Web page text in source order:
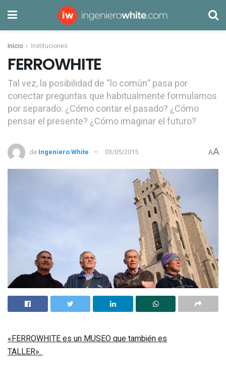
Inicio Instituciones
FERROWHITE
Tal vez, la posibilidad de “lo común” pasa por
conectar preguntas que habitualmente formulamos
por separado: ¿Cómo contar el pasado? ¿Cómo
pensar el presente? ¿Cómo imaginar el futuro?
de Ingeniero White 03/05/2015 AA
«FERROWHITE es un MUSEO que también es
TALLER».